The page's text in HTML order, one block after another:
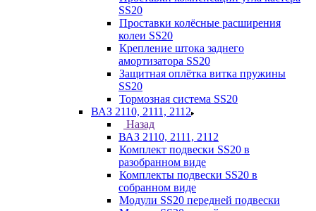
SS20
Проставки колёсные расширения
колеи SS20
Крепление штока заднего
амортизатора SS20
Защитная оплётка витка пружины
SS20
Тормозная система SS20
ВАЗ 2110, 2111, 2112
Назад
ВАЗ 2110, 2111, 2112
Комплект подвески SS20 в
разобранном виде
Комплекты подвески SS20 в
собранном виде
Модули SS20 передней подвески